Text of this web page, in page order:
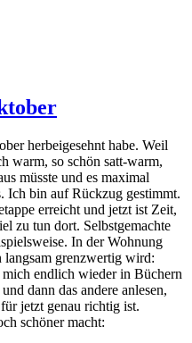
herbeigesehnt habe. Weil
warm, so schön satt-warm,
müsste und es maximal
Ich bin auf Rückzug gestimmt.
erreicht und jetzt ist Zeit,
zu tun dort. Selbstgemachte
In der Wohnung
langsam grenzwertig wird:
endlich wieder in Büchern
dann das andere anlesen,
jetzt genau richtig ist.
schöner macht: